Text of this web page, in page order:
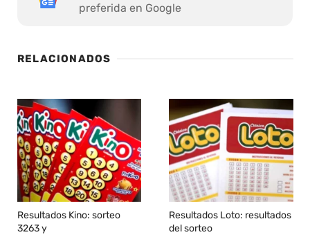
preferida en Google
RELACIONADOS
Resultados Kino: sorteo
3263 y
Resultados Loto: resultados
del sorteo